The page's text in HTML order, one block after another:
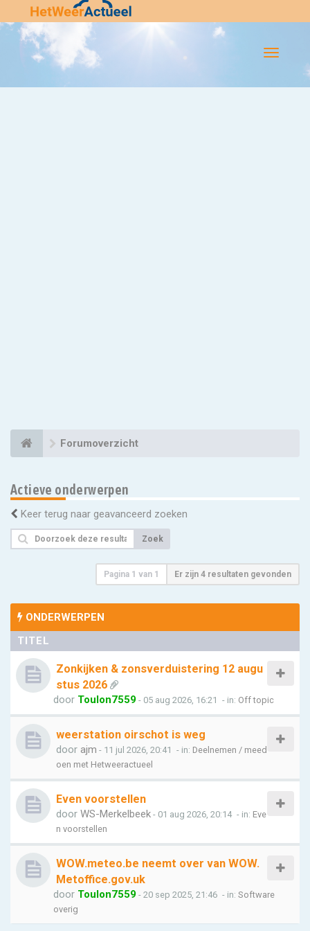
Flip-
Forumoverzicht
Actieve onderwerpen
Keer terug naar geavanceerd zoeken
Zoek
Pagina 1 van 1 Er zijn 4 resultaten gevonden
ONDERWERPEN
TITEL
Zonkijken & zonsverduistering 12 augu
stus 2026
door Toulon7559 - 05 aug 2026, 16:21 - in: Off topic
weerstation oirschot is weg
door ajm - 11 jul 2026, 20:41 - in: Deelnemen / meed
oen met Hetweeractueel
Even voorstellen
door WS-Merkelbeek - 01 aug 2026, 20:14 - in: Eve
n voorstellen
WOW.meteo.be neemt over van WOW.
Metoffice.gov.uk
door Toulon7559 - 20 sep 2025, 21:46 - in: Software
overig